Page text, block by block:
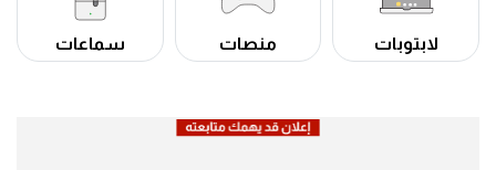
لابتوبات منصات سماعات